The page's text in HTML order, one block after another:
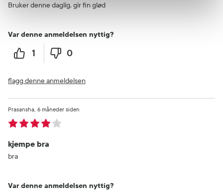
Bruker denne daglig, gir fin glød
Var denne anmeldelsen nyttig?
1 0
flagg denne anmeldelsen
kjempe bra
6 måneder siden
Prasansha
bra
Var denne anmeldelsen nyttig?